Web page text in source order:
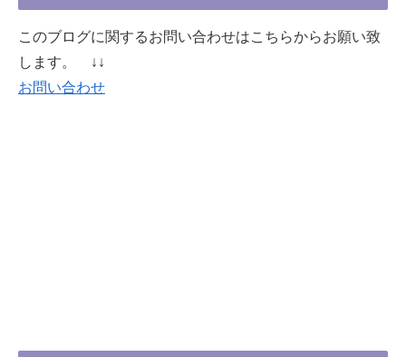
このブログに関するお問い合わせはこちらからお願い致
します。 ↓↓
お問い合わせ